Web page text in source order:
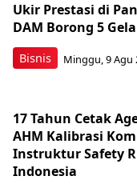
Bisnis
Ukir Prestasi di
DAM Borong 5
Minggu, 9 Agu
17 Tahun Cetak
AHM Kalibrasi
Instruktur Safety
Indonesia